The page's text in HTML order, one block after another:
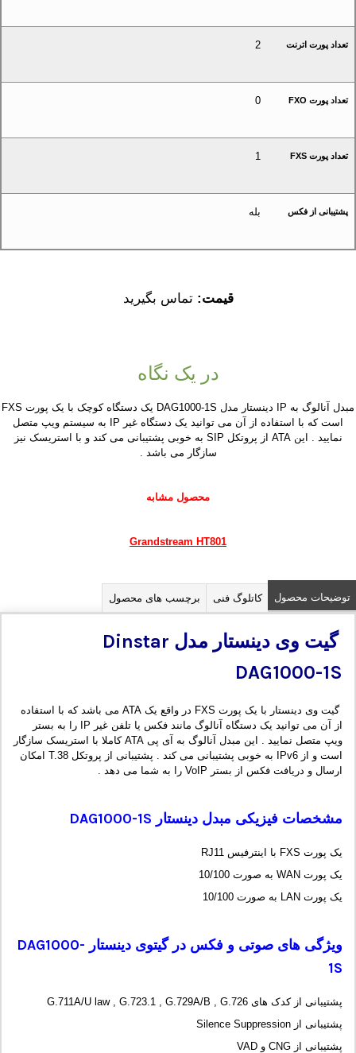
تعداد پورت اترنت 2
تعداد پورت FXO 0
تعداد پورت FXS 1
پشتیبانی از فکس بله
قیمت:تماس بگیرید
در یک نگاه
مبدل آنالوگ به IP دینستار مدل DAG1000-1S یک دستگاه کوچک با یک پورت FXS
است که با استفاده از آن می توانید یک دستگاه غیر IP به سیستم ویپ متصل
نمایید . این ATA از پروتکل SIP به خوبی پشتیبانی می کند و با استریسک نیز
سازگار می باشد .
محصول مشابه
Grandstream HT801
توضیحات محصول کاتلوگ فنی برچسب های محصول
گیت وی دینستار مدل Dinstar
DAG1000-1S
گیت وی دینستار با یک پورت FXS در واقع یک ATA می باشد که با استفاده
از آن می توانید یک دستگاه آنالوگ مانند فکس یا تلفن غیر IP را به بستر
ویپ متصل نمایید . این مبدل آنالوگ به آی پی ATA کاملا با استریسک سازگار
است و از IPv6 به خوبی پشتیبانی می کند . پشتیبانی از پروتکل T.38 امکان
ارسال و دریافت فکس از بستر VoIP را به شما می دهد .
مشخصات فیزیکی مبدل دینستار DAG1000-1S
یک پورت FXS با اینترفیس RJ11
یک پورت WAN به صورت 10/100
یک پورت LAN به صورت 10/100
ویژگی های صوتی و فکس در گیتوی دینستار DAG1000-
1S
پشتیبانی از کدک های G.711A/U law , G.723.1 , G.729A/B , G.726
پشتیبانی از Silence Suppression
پشتیبانی از CNG و VAD